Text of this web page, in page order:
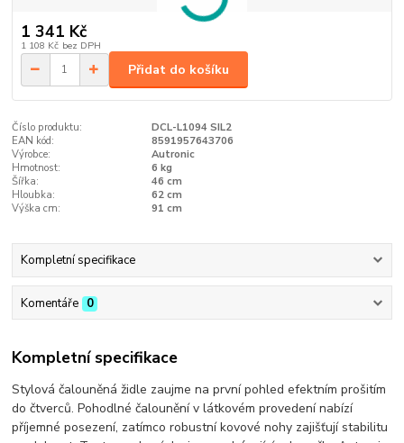
1 341 Kč
1 108 Kč bez DPH
Přidat do košíku
Číslo produktu:
DCL-L1094 SIL2
EAN kód:
8591957643706
Výrobce:
Autronic
Hmotnost:
6 kg
Šířka:
46 cm
Hloubka:
62 cm
Výška cm:
91 cm
Kompletní specifikace
Komentáře 0
Kompletní specifikace
Stylová čalouněná židle zaujme na první pohled efektním prošitím
do čtverců. Pohodlné čalounění v látkovém provedení nabízí
příjemné posezení, zatímco robustní kovové nohy zajišťují stabilitu